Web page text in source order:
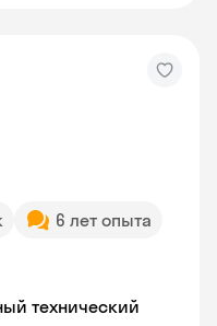
6 лет опыта
технический